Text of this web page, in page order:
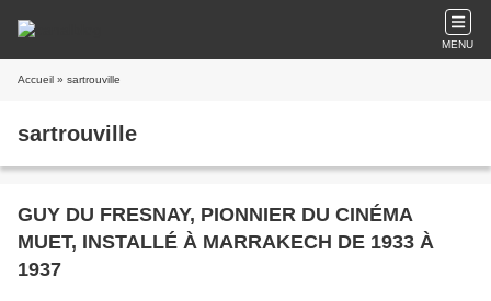
MENU
Accueil » sartrouville
sartrouville
GUY DU FRESNAY, PIONNIER DU CINÉMA
MUET, INSTALLÉ À MARRAKECH DE 1933 À
1937